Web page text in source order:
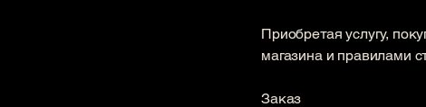
Приобретая услугу,
магазина и правилами
Заказ